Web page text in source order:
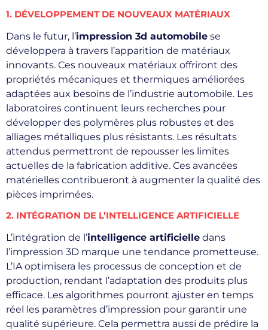
1. DÉVELOPPEMENT DE NOUVEAUX MATÉRIAUX
Dans le futur, l’impression 3d automobile se
développera à travers l’apparition de matériaux
innovants. Ces nouveaux matériaux offriront des
propriétés mécaniques et thermiques améliorées
adaptées aux besoins de l’industrie automobile. Les
laboratoires continuent leurs recherches pour
développer des polymères plus robustes et des
alliages métalliques plus résistants. Les résultats
attendus permettront de repousser les limites
actuelles de la fabrication additive. Ces avancées
matérielles contribueront à augmenter la qualité des
pièces imprimées.
2. INTÉGRATION DE L’INTELLIGENCE ARTIFICIELLE
L’intégration de l’intelligence artificielle dans
l’impression 3D marque une tendance prometteuse.
L’IA optimisera les processus de conception et de
production, rendant l’adaptation des produits plus
efficace. Les algorithmes pourront ajuster en temps
réel les paramètres d’impression pour garantir une
qualité supérieure. Cela permettra aussi de prédire la